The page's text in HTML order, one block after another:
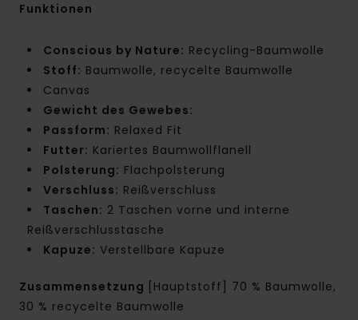
Funktionen
Conscious by Nature: Recycling-Baumwolle
Stoff: Baumwolle, recycelte Baumwolle
Canvas
Gewicht des Gewebes:
Passform: Relaxed Fit
Futter: Kariertes Baumwollflanell
Polsterung: Flachpolsterung
Verschluss: Reißverschluss
Taschen: 2 Taschen vorne und interne
Reißverschlusstasche
Kapuze: Verstellbare Kapuze
Zusammensetzung
[Hauptstoff] 70 % Baumwolle,
30 % recycelte Baumwolle